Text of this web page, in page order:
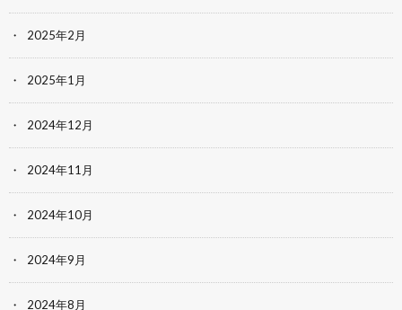
2025年2月
2025年1月
2024年12月
2024年11月
2024年10月
2024年9月
2024年8月